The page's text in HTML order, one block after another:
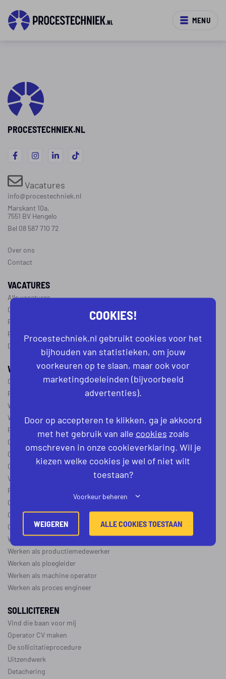
MENU
PROCESTECHNIEK.NL
Vacatures
info@procestechniek.nl
Marskant 10a,
7551 BV Hengelo
Bel 08 587 710 72
Over ons
Contact
VACATURES
Alle vacatures
Operator vacatures
Productiemedewerker vacatures
Ploegleider vacatures
Dagdienst vacatures
WERKEN IN DE PROCESTECHNIEK
Over de procestechniek
Ploegendienst
Wat is een procesoperator
Werken als procesoperator
Procesoperator in de
chemie, voedingsindustrie, farmacie
Operator A
Operator B
Operator C
Verschil operator A, B en C
Procesoperator salaris
Operator opleidingen
–vapro
Over de maakindustrie
Over de procesindustrie
Werken als monteur
Werken als productiemedewerker
Werken als ploegleider
Werken als machine operator
Werken als proces engineer
SOLLICITEREN
Vind die baan voor mij
Operator CV maken
De sollicitatieprocedure
Uitzendwerk
Detachering
COOKIES!
Procestechniek.nl gebruikt cookies voor het
bijhouden van statistieken, om jouw
voorkeuren op te slaan, maar ook voor
marketingdoeleinden (bijvoorbeeld
advertenties).
Door op accepteren te klikken, ga je akkoord
met het gebruik van alle cookies zoals
omschreven in onze cookieverklaring. Wil je
kiezen welke cookies je wel of niet wilt
toestaan?
Voorkeur beheren
WEIGEREN ALLE COOKIES TOESTAAN